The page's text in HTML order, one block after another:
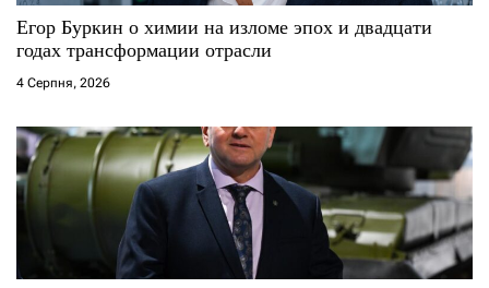
Егор Буркин о химии на изломе эпох и двадцати
годах трансформации отрасли
4 Серпня, 2026